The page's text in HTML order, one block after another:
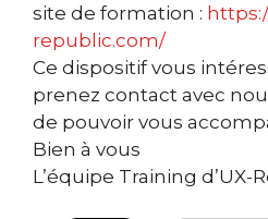
site de formation :
republic.com/
Ce dispositif vous
prenez contact avec
de pouvoir vous
Bien à vous
L’équipe Training d’UX-